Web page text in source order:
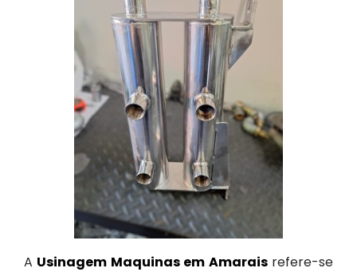
A Usinagem Maquinas em Amaraisrefere-se